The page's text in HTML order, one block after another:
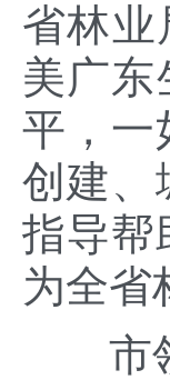
省林业
美广东
平，一
创建、
指导帮
为全省
市领